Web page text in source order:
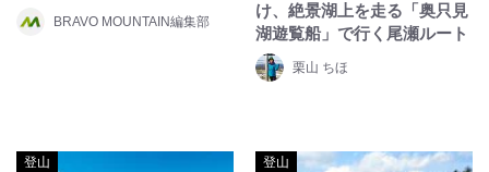
BRAVO MOUNTAIN編集部
け、絶景湖上を走る「奥只見
湖遊覧船」で行く尾瀬ルート
栗山 ちほ
登山 登山